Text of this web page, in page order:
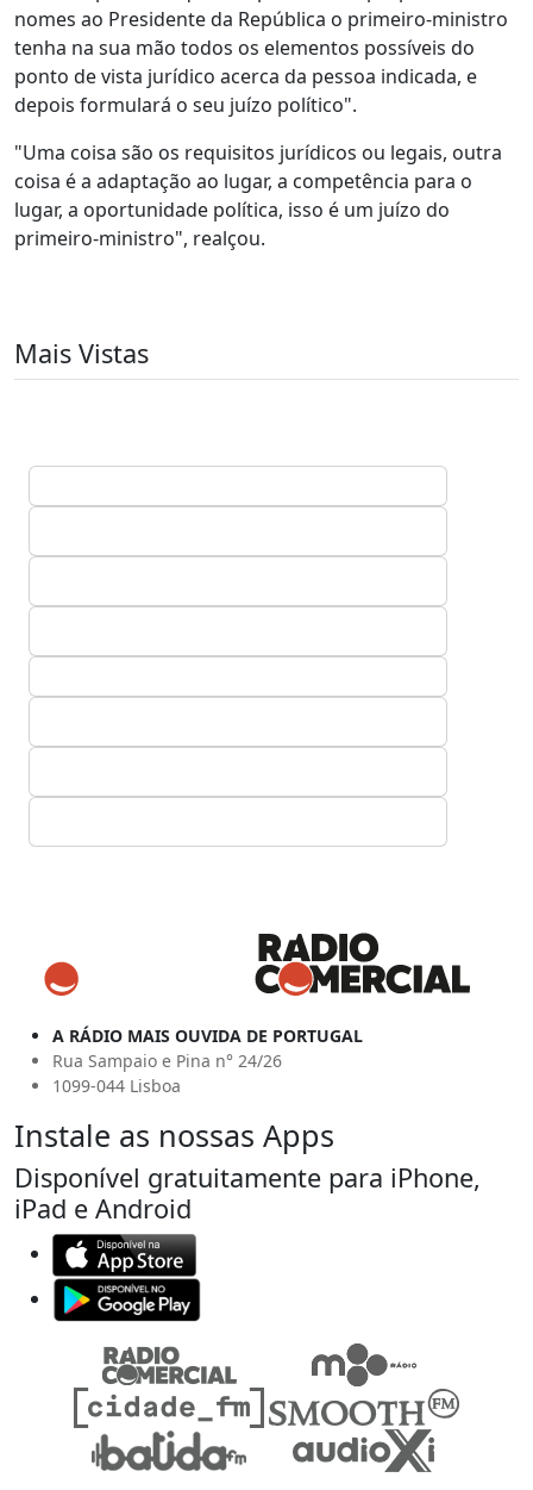
nomes ao Presidente da República o primeiro-ministro
tenha na sua mão todos os elementos possíveis do
ponto de vista jurídico acerca da pessoa indicada, e
depois formulará o seu juízo político".
"Uma coisa são os requisitos jurídicos ou legais, outra
coisa é a adaptação ao lugar, a competência para o
lugar, a oportunidade política, isso é um juízo do
primeiro-ministro", realçou.
Mais Vistas
A RÁDIO MAIS OUVIDA DE PORTUGAL
Rua Sampaio e Pina n° 24/26
1099-044 Lisboa
Instale as nossas Apps
Disponível gratuitamente para iPhone,
iPad e Android